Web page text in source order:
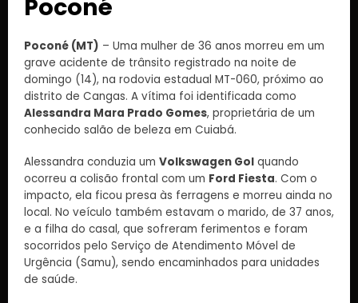
Poconé
Poconé (MT) – Uma mulher de 36 anos morreu em um
grave acidente de trânsito registrado na noite de
domingo (14), na rodovia estadual MT-060, próximo ao
distrito de Cangas. A vítima foi identificada como
Alessandra Mara Prado Gomes, proprietária de um
conhecido salão de beleza em Cuiabá.
Alessandra conduzia um Volkswagen Gol quando
ocorreu a colisão frontal com um Ford Fiesta. Com o
impacto, ela ficou presa às ferragens e morreu ainda no
local. No veículo também estavam o marido, de 37 anos,
e a filha do casal, que sofreram ferimentos e foram
socorridos pelo Serviço de Atendimento Móvel de
Urgência (Samu), sendo encaminhados para unidades
de saúde.